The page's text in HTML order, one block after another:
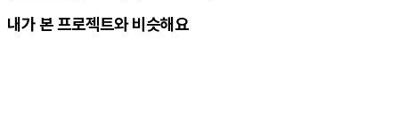
내가 본 프로젝트와 비슷해요